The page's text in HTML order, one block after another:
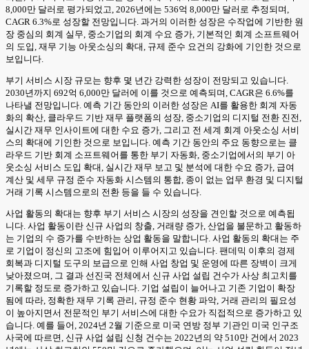
8,000만 달러로 평가되었고, 2026년에는 536억 8,000만 달러로 추정되며,
CAGR 6.3%로 성장할 전망입니다. 과거의 이러한 성장은 수작업에 기반한 원
장 중심의 회계 실무, 중소기업의 회계 수요 증가, 기본적인 회계 소프트웨어
의 도입, 재무 기능 아웃소싱의 확대, 규제 준수 요건의 강화에 기인한 것으로
보입니다.
부기 서비스 시장 규모는 향후 몇 년간 강력한 성장이 전망되고 있습니다.
2030년까지 692억 6,000만 달러에 이를 것으로 예측되며, CAGR은 6.6%를
나타낼 전망입니다. 예측 기간 동안의 이러한 성장은 AI를 활용한 회계 자동
화의 확산, 클라우드 기반 재무 플랫폼의 성장, 중소기업의 디지털 전환 진전,
실시간 재무 인사이트에 대한 수요 증가, 그리고 전 세계 회계 아웃소싱 서비
스의 확대에 기인한 것으로 보입니다. 예측 기간 동안의 주요 동향으로는 클
라우드 기반 회계 소프트웨어를 통한 부기 자동화, 중소기업에서의 부기 아
웃소싱 서비스 도입 확대, 실시간 재무 보고 및 분석에 대한 수요 증가, 급여
계산 및 세무 규정 준수 자동화 시스템의 통합, 종이 없는 업무 환경 및 디지털
거래 기록 시스템으로의 전환 등을 들 수 있습니다.
사업 활동의 확대는 향후 부기 서비스 시장의 성장을 견인할 것으로 예측됩
니다. 사업 활동이란 신규 사업의 창출, 거래량 증가, 산업을 불문하고 활동하
는 기업의 수 증가를 수반하는 상업 활동을 말합니다. 사업 활동의 확대는 주
로 기업이 정신의 고조에 힘입어 이루어지고 있습니다. 팬데믹 이후의 경제
회복과 디지털 도구의 보급으로 인해 사업 창업 및 운영에 따른 장벽이 크게
낮아졌으며, 그 결과 선진국 전체에서 신규 사업 설립 건수가 사상 최고치를
기록할 정도로 증가하고 있습니다. 기업 설립이 늘어나고 기존 기업이 확장
됨에 따라, 정확한 재무 기록 관리, 규정 준수 현황 파악, 거래 관리의 필요성
이 높아지면서 전문적인 부기 서비스에 대한 수요가 직접적으로 증가하고 있
습니다. 예를 들어, 2024년 2월 기준으로 미국 연방 정부 기관인 미국 인구조
사국에 따르면, 신규 사업 설립 신청 건수는 2022년의 약 510만 건에서 2023